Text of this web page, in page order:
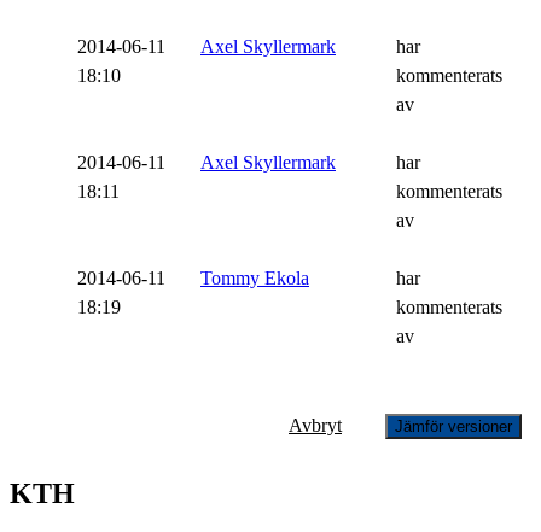
2014-06-11
18:10
Axel Skyllermark
har
kommenterats
av
2014-06-11
18:11
Axel Skyllermark
har
kommenterats
av
2014-06-11
18:19
Tommy Ekola
har
kommenterats
av
Avbryt Jämför versioner
KTH